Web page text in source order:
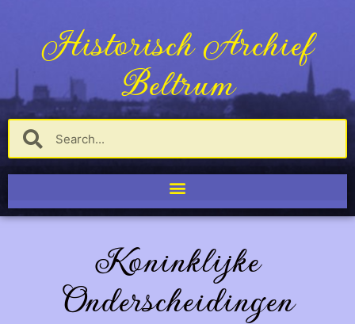
Historisch Archief
Beltrum
Koninklijke
Onderscheidingen